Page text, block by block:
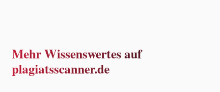
Mehr Wissenswertes auf
plagiatsscanner.de